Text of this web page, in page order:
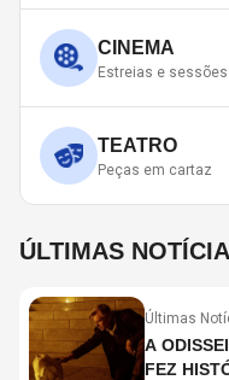
CINEMA
Estreias e
TEATRO
Peças em cartaz
ÚLTIMAS
Últimas
A
FEZ